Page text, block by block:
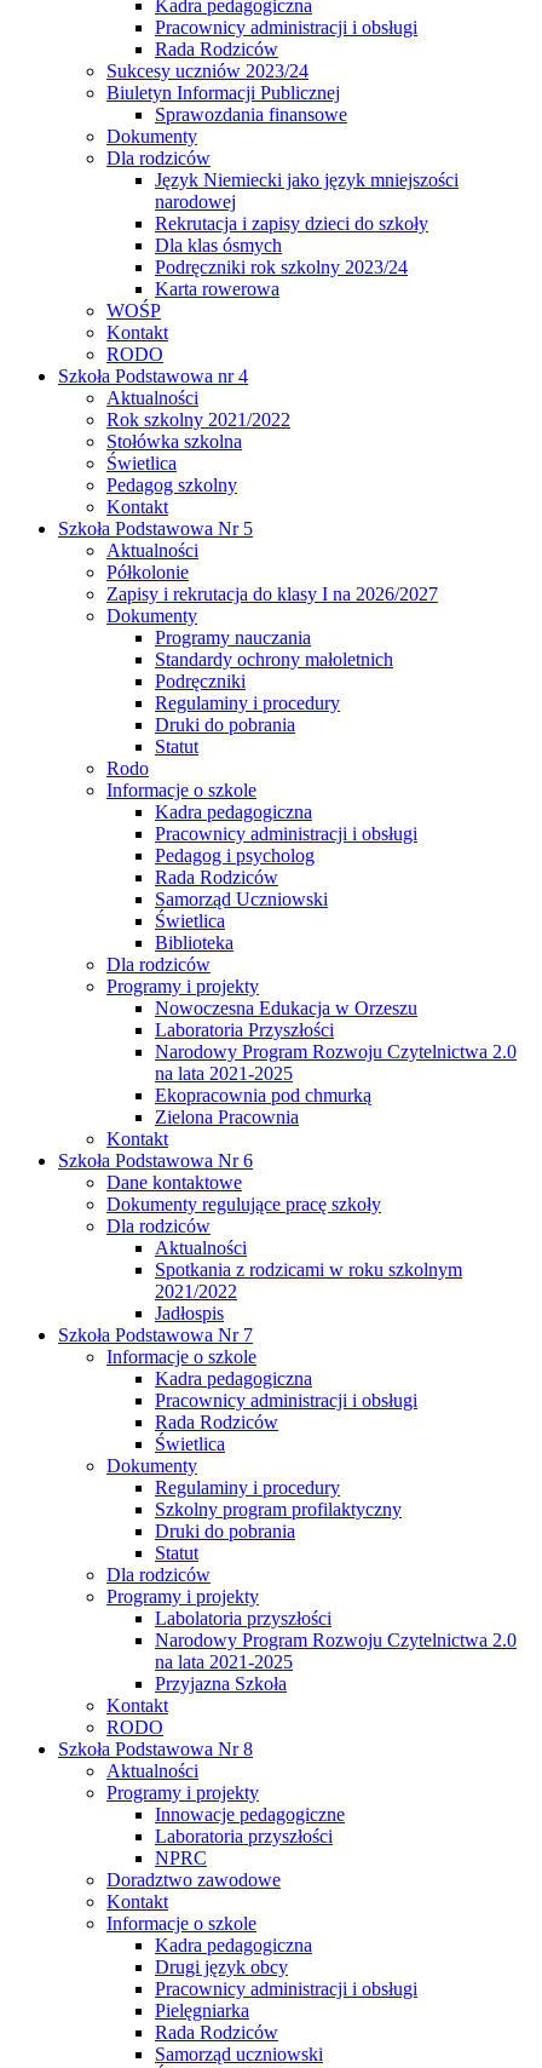
Kadra pedagogiczna
Pracownicy administracji i obsługi
Rada Rodziców
Sukcesy uczniów 2023/24
Biuletyn Informacji Publicznej
Sprawozdania finansowe
Dokumenty
Dla rodziców
Język Niemiecki jako język mniejszości
narodowej
Rekrutacja i zapisy dzieci do szkoły
Dla klas ósmych
Podręczniki rok szkolny 2023/24
Karta rowerowa
WOŚP
Kontakt
RODO
Szkoła Podstawowa nr 4
Aktualności
Rok szkolny 2021/2022
Stołówka szkolna
Świetlica
Pedagog szkolny
Kontakt
Szkoła Podstawowa Nr 5
Aktualności
Półkolonie
Zapisy i rekrutacja do klasy I na 2026/2027
Dokumenty
Programy nauczania
Standardy ochrony małoletnich
Podręczniki
Regulaminy i procedury
Druki do pobrania
Statut
Rodo
Informacje o szkole
Kadra pedagogiczna
Pracownicy administracji i obsługi
Pedagog i psycholog
Rada Rodziców
Samorząd Uczniowski
Świetlica
Biblioteka
Dla rodziców
Programy i projekty
Nowoczesna Edukacja w Orzeszu
Laboratoria Przyszłości
Narodowy Program Rozwoju Czytelnictwa 2.0
na lata 2021-2025
Ekopracownia pod chmurką
Zielona Pracownia
Kontakt
Szkoła Podstawowa Nr 6
Dane kontaktowe
Dokumenty regulujące pracę szkoły
Dla rodziców
Aktualności
Spotkania z rodzicami w roku szkolnym
2021/2022
Jadłospis
Szkoła Podstawowa Nr 7
Informacje o szkole
Kadra pedagogiczna
Pracownicy administracji i obsługi
Rada Rodziców
Świetlica
Dokumenty
Regulaminy i procedury
Szkolny program profilaktyczny
Druki do pobrania
Statut
Dla rodziców
Programy i projekty
Labolatoria przyszłości
Narodowy Program Rozwoju Czytelnictwa 2.0
na lata 2021-2025
Przyjazna Szkoła
Kontakt
RODO
Szkoła Podstawowa Nr 8
Aktualności
Programy i projekty
Innowacje pedagogiczne
Laboratoria przyszłości
NPRC
Doradztwo zawodowe
Kontakt
Informacje o szkole
Kadra pedagogiczna
Drugi język obcy
Pracownicy administracji i obsługi
Pielęgniarka
Rada Rodziców
Samorząd uczniowski